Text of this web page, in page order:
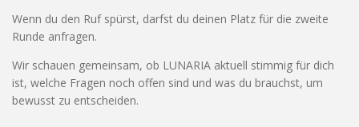
Wenn du den Ruf spürst, darfst du deinen Platz für die zweite
Runde anfragen.
Wir schauen gemeinsam, ob LUNARIA aktuell stimmig für dich
ist, welche Fragen noch offen sind und was du brauchst, um
bewusst zu entscheiden.